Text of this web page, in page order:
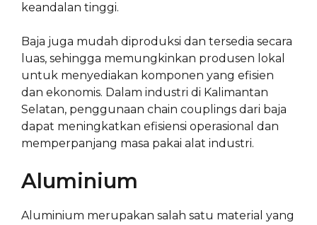
keandalan tinggi.
Baja juga mudah diproduksi dan tersedia secara
luas, sehingga memungkinkan produsen lokal
untuk menyediakan komponen yang efisien
dan ekonomis. Dalam industri di Kalimantan
Selatan, penggunaan chain couplings dari baja
dapat meningkatkan efisiensi operasional dan
memperpanjang masa pakai alat industri.
Aluminium
Aluminium merupakan salah satu material yang